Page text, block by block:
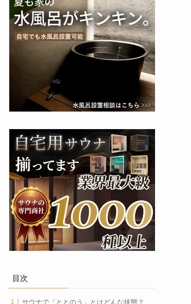
目次
サウナで「ととのう」とはどんな状態？